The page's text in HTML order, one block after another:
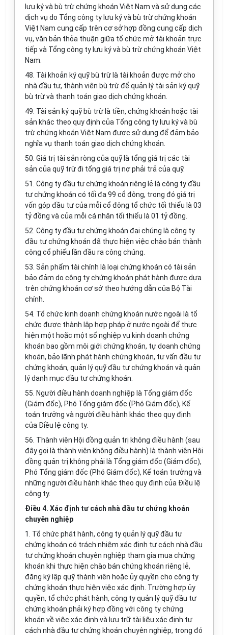
lưu ký và bù trừ chứng khoán Việt Nam và sử dụng các
dịch vụ do Tổng công ty lưu ký và bù trừ chứng khoán
Việt Nam cung cấp trên cơ sở hợp đồng cung cấp dịch
vụ, văn bản thỏa thuận giữa tổ chức mở tài khoản trực
tiếp và Tổng công ty lưu ký và bù trừ chứng khoán Việt
Nam.
48. Tài khoản ký quỹ bù trừ là tài khoản được mở cho
nhà đầu tư, thành viên bù trừ để quản lý tài sản ký quỹ
bù trừ và thanh toán giao dịch chứng khoán.
49. Tài sản ký quỹ bù trừ là tiền, chứng khoán hoặc tài
sản khác theo quy định của Tổng công ty lưu ký và bù
trừ chứng khoán Việt Nam được sử dụng để đảm bảo
nghĩa vụ thanh toán giao dịch chứng khoán.
50. Giá trị tài sản ròng của quỹ là tổng giá trị các tài
sản của quỹ trừ đi tổng giá trị nợ phải trả của quỹ.
51. Công ty đầu tư chứng khoán riêng lẻ là công ty đầu
tư chứng khoán có tối đa 99 cổ đông, trong đó giá trị
vốn góp đầu tư của mỗi cổ đông tổ chức tối thiểu là 03
tỷ đồng và của mỗi cá nhân tối thiểu là 01 tỷ đồng.
52. Công ty đầu tư chứng khoán đại chúng là công ty
đầu tư chứng khoán đã thực hiện việc chào bán thành
công cổ phiếu lần đầu ra công chúng.
53. Sản phẩm tài chính là loại chứng khoán có tài sản
bảo đảm do công ty chứng khoán phát hành được dựa
trên chứng khoán cơ sở theo hướng dẫn của Bộ Tài
chính.
54. Tổ chức kinh doanh chứng khoán nước ngoài là tổ
chức được thành lập hợp pháp ở nước ngoài để thực
hiện một hoặc một số nghiệp vụ kinh doanh chứng
khoán bao gồm môi giới chứng khoán, tự doanh chứng
khoán, bảo lãnh phát hành chứng khoán, tư vấn đầu tư
chứng khoán, quản lý quỹ đầu tư chứng khoán và quản
lý danh mục đầu tư chứng khoán.
55. Người điều hành doanh nghiệp là Tổng giám đốc
(Giám đốc), Phó Tổng giám đốc (Phó Giám đốc), Kế
toán trưởng và người điều hành khác theo quy định
của Điều lệ công ty.
56. Thành viên Hội đồng quản trị không điều hành (sau
đây gọi là thành viên không điều hành) là thành viên Hội
đồng quản trị không phải là Tổng giám đốc (Giám đốc),
Phó Tổng giám đốc (Phó Giám đốc), Kế toán trưởng và
những người điều hành khác theo quy định của Điều lệ
công ty.
Điều 4. Xác định tư cách nhà đầu tư chứng khoán
chuyên nghiệp
1. Tổ chức phát hành, công ty quản lý quỹ đầu tư
chứng khoán có trách nhiệm xác định tư cách nhà đầu
tư chứng khoán chuyên nghiệp tham gia mua chứng
khoán khi thực hiện chào bán chứng khoán riêng lẻ,
đăng ký lập quỹ thành viên hoặc ủy quyền cho công ty
chứng khoán thực hiện việc xác định. Trường hợp ủy
quyền, tổ chức phát hành, công ty quản lý quỹ đầu tư
chứng khoán phải ký hợp đồng với công ty chứng
khoán về việc xác định và lưu trữ tài liệu xác định tư
cách nhà đầu tư chứng khoán chuyên nghiệp, trong đó